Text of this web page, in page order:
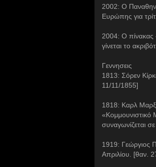
2002: Ο
Ευρώπης για
2004: Ο πίνακας
γίνεται το
Γεννησεις
1813: Σόρεν
11/11/1855]
1818: Καρλ Μαρξ,
«Κομμουνιστικό
συναγωνίζεται
1919: Γεώργιος
Απριλίου. [θαν.